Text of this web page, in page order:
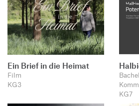
Ein Brief in die Heimat
Film
KG3
KG7